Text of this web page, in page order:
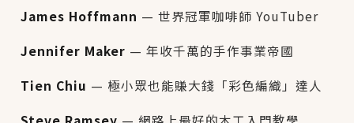
James Hoffmann — 世界冠軍咖啡師 YouTuber
Jennifer Maker — 年收千萬的手作事業帝國
Tien Chiu — 極小眾也能賺大錢「彩色編織」達人